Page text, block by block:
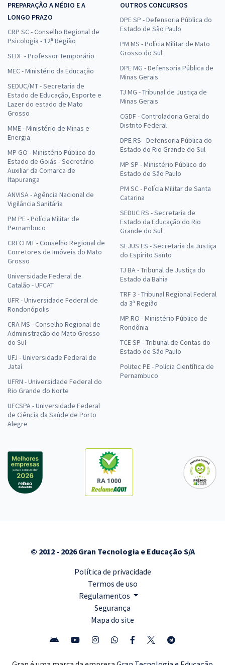
à vista
R$33,33
Economize R$ 99,98 (-20%)
Comprar
Prefeitura de João Alfredo - PE - SMS - Técnico em Enfermagem
SAMU
à vista
ou 12x de
29,52
Economize R$ 88,56 (-20%)
Comprar
Prefeitura de João Alfredo - PE - SMS - Técnico em Enfermagem
à vista
R$29,52
Economize R$ 88,56 (-20%)
Prefeitura de João Alfredo - PE - SEMEC - Professor de Educação
Infantil, Ensino Regular Anos Iniciais e Ensino Fundamental na
Modalidade Educação de Jovens e Adultos Anos Finais - Geografia
à vista
ou 12x de
Economize R$ 88,56 (-20%)
R$ 354,24à vista
ou 12x deR$
Economize R$ 88,56 (-20%)
Comprar
R$ 267,84à vista
ou 12x de
Economize R$ 66,96 (-20%)
Comprar
Prefeitura de João Alfredo - PE - SAAM - Motorista CNH Categoria B
PREPARAÇÃO A MÉDIO E A
LONGO PRAZO
CRP SC - Conselho Regional de
Psicologia - 12ª Região
SEDF - Professor Temporário
MEC - Ministério da Educação
SEDUC/MT - Secretaria de
Estado de Educação, Esporte e
Lazer do estado de Mato
Grosso
MME - Ministério de Minas e
Energia
MP GO - Ministério Público do
Estado de Goiás - Secretário
Auxiliar da Comarca de
Itapuranga
ANVISA - Agência Nacional de
Vigilância Sanitária
PM PE - Polícia Militar de
Pernambuco
CRECI MT - Conselho Regional de
Corretores de Imóveis do Mato
Grosso
Universidade Federal de
Catalão - UFCAT
UFR - Universidade Federal de
Rondonópolis
CRA MS - Conselho Regional de
Administração do Mato Grosso
do Sul
UFJ - Universidade Federal de
Jataí
UFRN - Universidade Federal do
Rio Grande do Norte
UFCSPA - Universidade Federal
de Ciência da Saúde de Porto
Alegre
OUTROS CONCURSOS
DPE SP - Defensoria Pública do
Estado de São Paulo
PM MS - Polícia Militar de Mato
Grosso do Sul
DPE MG - Defensoria Pública de
Minas Gerais
TJ MG - Tribunal de Justiça de
Minas Gerais
CGDF - Controladoria Geral do
Distrito Federal
DPE RS - Defensoria Pública do
Estado do Rio Grande do Sul
MP SP - Ministério Público do
Estado de São Paulo
PM SC - Polícia Militar de Santa
Catarina
SEDUC RS - Secretaria de
Estado da Educação do Rio
Grande do Sul
SEJUS ES - Secretaria da Justiça
do Espírito Santo
TJ BA - Tribunal de Justiça do
Estado da Bahia
TRF 3 - Tribunal Regional Federal
da 3ª Região
MP RO - Ministério Público de
Rondônia
TCE SP - Tribunal de Contas do
Estado de São Paulo
Politec PE - Polícia Científica de
Pernambuco
RA 1000
© 2012 - 2026 Gran Tecnologia e Educação S/A
Política de privacidade
Termos de uso
Regulamentos
Segurança
Mapa do site